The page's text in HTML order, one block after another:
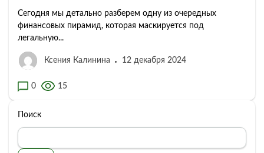
Сегодня мы детально разберем одну из очередных
финансовых пирамид, которая маскируется под
легальную...
Ксения Калинина 12 декабря 2024
0 15
Поиск